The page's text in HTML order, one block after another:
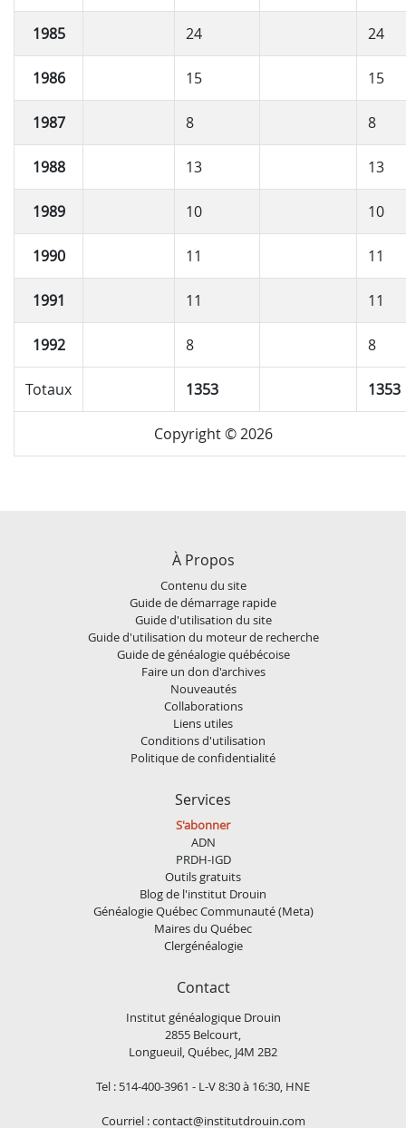
1985 24 24
1986 15 15
1987 8 8
1988 13 13
1989 10 10
1990 11 11
1991 11 11
1992 8 8
Totaux 1353 1353
Copyright © 2026
À Propos
Contenu du site
Guide de démarrage rapide
Guide d'utilisation du site
Guide d'utilisation du moteur de recherche
Guide de généalogie québécoise
Faire un don d'archives
Nouveautés
Collaborations
Liens utiles
Conditions d'utilisation
Politique de confidentialité
Services
S'abonner
ADN
PRDH-IGD
Outils gratuits
Blog de l'institut Drouin
Généalogie Québec Communauté (Meta)
Maires du Québec
Clergénéalogie
Contact
Institut généalogique Drouin
2855 Belcourt,
Longueuil, Québec, J4M 2B2
Tel : 514-400-3961 - L-V 8:30 à 16:30, HNE
Courriel :contact@institutdrouin.com